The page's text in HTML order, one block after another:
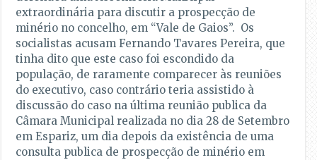
extraordinária para discutir a prospecção de
minério no concelho, em “Vale de Gaios”. Os
socialistas acusam Fernando Tavares Pereira, que
tinha dito que este caso foi escondido da
população, de raramente comparecer às reuniões
do executivo, caso contrário teria assistido à
discussão do caso na última reunião publica da
Câmara Municipal realizada no dia 28 de Setembro
em Espariz, um dia depois da existência de uma
consulta publica de prospecção de minério em